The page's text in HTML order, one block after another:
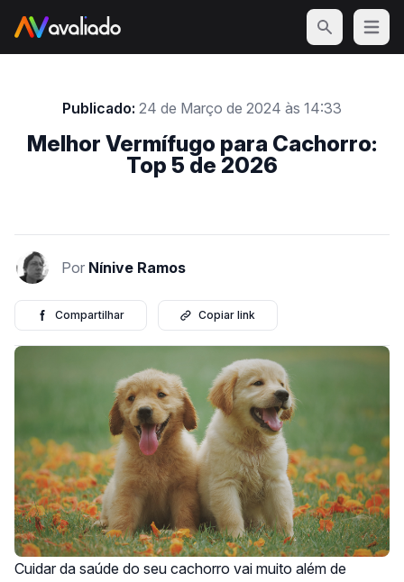
Open
Publicado: 24 de Março de 2024 às 14:33
Melhor Vermífugo para Cachorro:
Top 5 de 2026
Por Nínive Ramos
Compartilhar Copiar link
Cuidar da saúde do seu cachorro vai muito além de